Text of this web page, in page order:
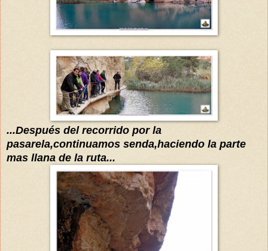
...Después del recorrido por la
pasarela,continuamos senda,haciendo la parte
mas llana de la ruta...